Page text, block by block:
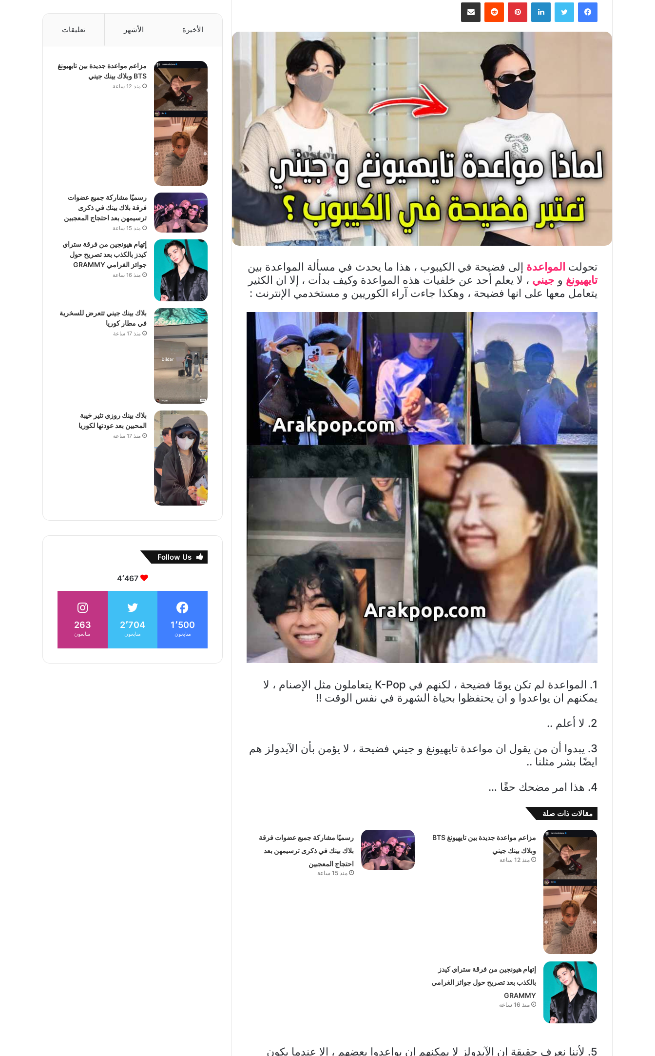
فيسبوك تويتر لينكدإن بينتيريست مشاركة عبر البريد
تحولت المواعدة إلى فضيحة في الكيبوب ، هذا ما يحدث في مسألة المواعدة بين
تايهيونغ و جيني ، لا يعلم أحد عن خلفيات هذه المواعدة وكيف بدأت ، إلا ان الكثير
يتعامل معها على انها فضيحة ، وهكذا جاءت آراء الكوريين و مستخدمي الإنترنت :
1. المواعدة لم تكن يومًا فضيحة ، لكنهم في K-Pop يتعاملون مثل الإصنام ، لا
يمكنهم ان يواعدوا و ان يحتفظوا بحياة الشهرة في نفس الوقت !!
2. لا أعلم ..
3. يبدوا أن من يقول ان مواعدة تايهيونغ و جيني فضيحة ، لا يؤمن بأن الآيدولز هم
ايضًا بشر مثلنا ..
4. هذا امر مضحك حقًا …
مقالات ذات صلة
مزاعم مواعدة جديدة بين تايهيونغ BTS
وبلاك بينك جيني
منذ 12 ساعة
رسميًا مشاركة جميع عضوات فرقة
بلاك بينك في ذكرى ترسيمهن بعد
احتجاج المعجبين
منذ 15 ساعة
إتهام هيونجين من فرقة ستراي كيدز
بالكذب بعد تصريح حول جوائز الغرامي
GRAMMY
منذ 16 ساعة
5. لأننا نعرف حقيقة ان الآيدولز لا يمكنهم ان يواعدوا بعضهم ، إلا عندما يكون
الأخيرة الأشهر تعليقات
مزاعم مواعدة جديدة بين تايهيونغ
BTS وبلاك بينك جيني
منذ 12 ساعة
رسميًا مشاركة جميع عضوات
فرقة بلاك بينك في ذكرى
ترسيمهن بعد احتجاج المعجبين
منذ 15 ساعة
إتهام هيونجين من فرقة ستراي
كيدز بالكذب بعد تصريح حول
جوائز الغرامي GRAMMY
منذ 16 ساعة
بلاك بينك جيني تتعرض للسخرية
في مطار كوريا
منذ 17 ساعة
بلاك بينك روزي تثير خيبة
المحبين بعد عودتها لكوريا
منذ 17 ساعة
Follow Us
4٬467
1٬500
متابعون
2٬704
متابعون
263
متابعون